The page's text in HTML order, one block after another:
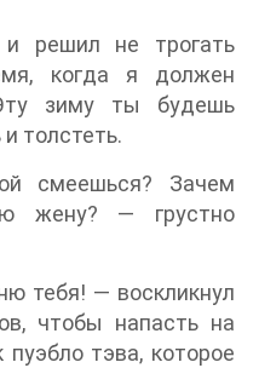
решил не трогать
когда я должен
зиму ты будешь
толстеть.
смеешься? Зачем
жену? — грустно
тебя! — воскликнул
чтобы напасть на
тэва, которое